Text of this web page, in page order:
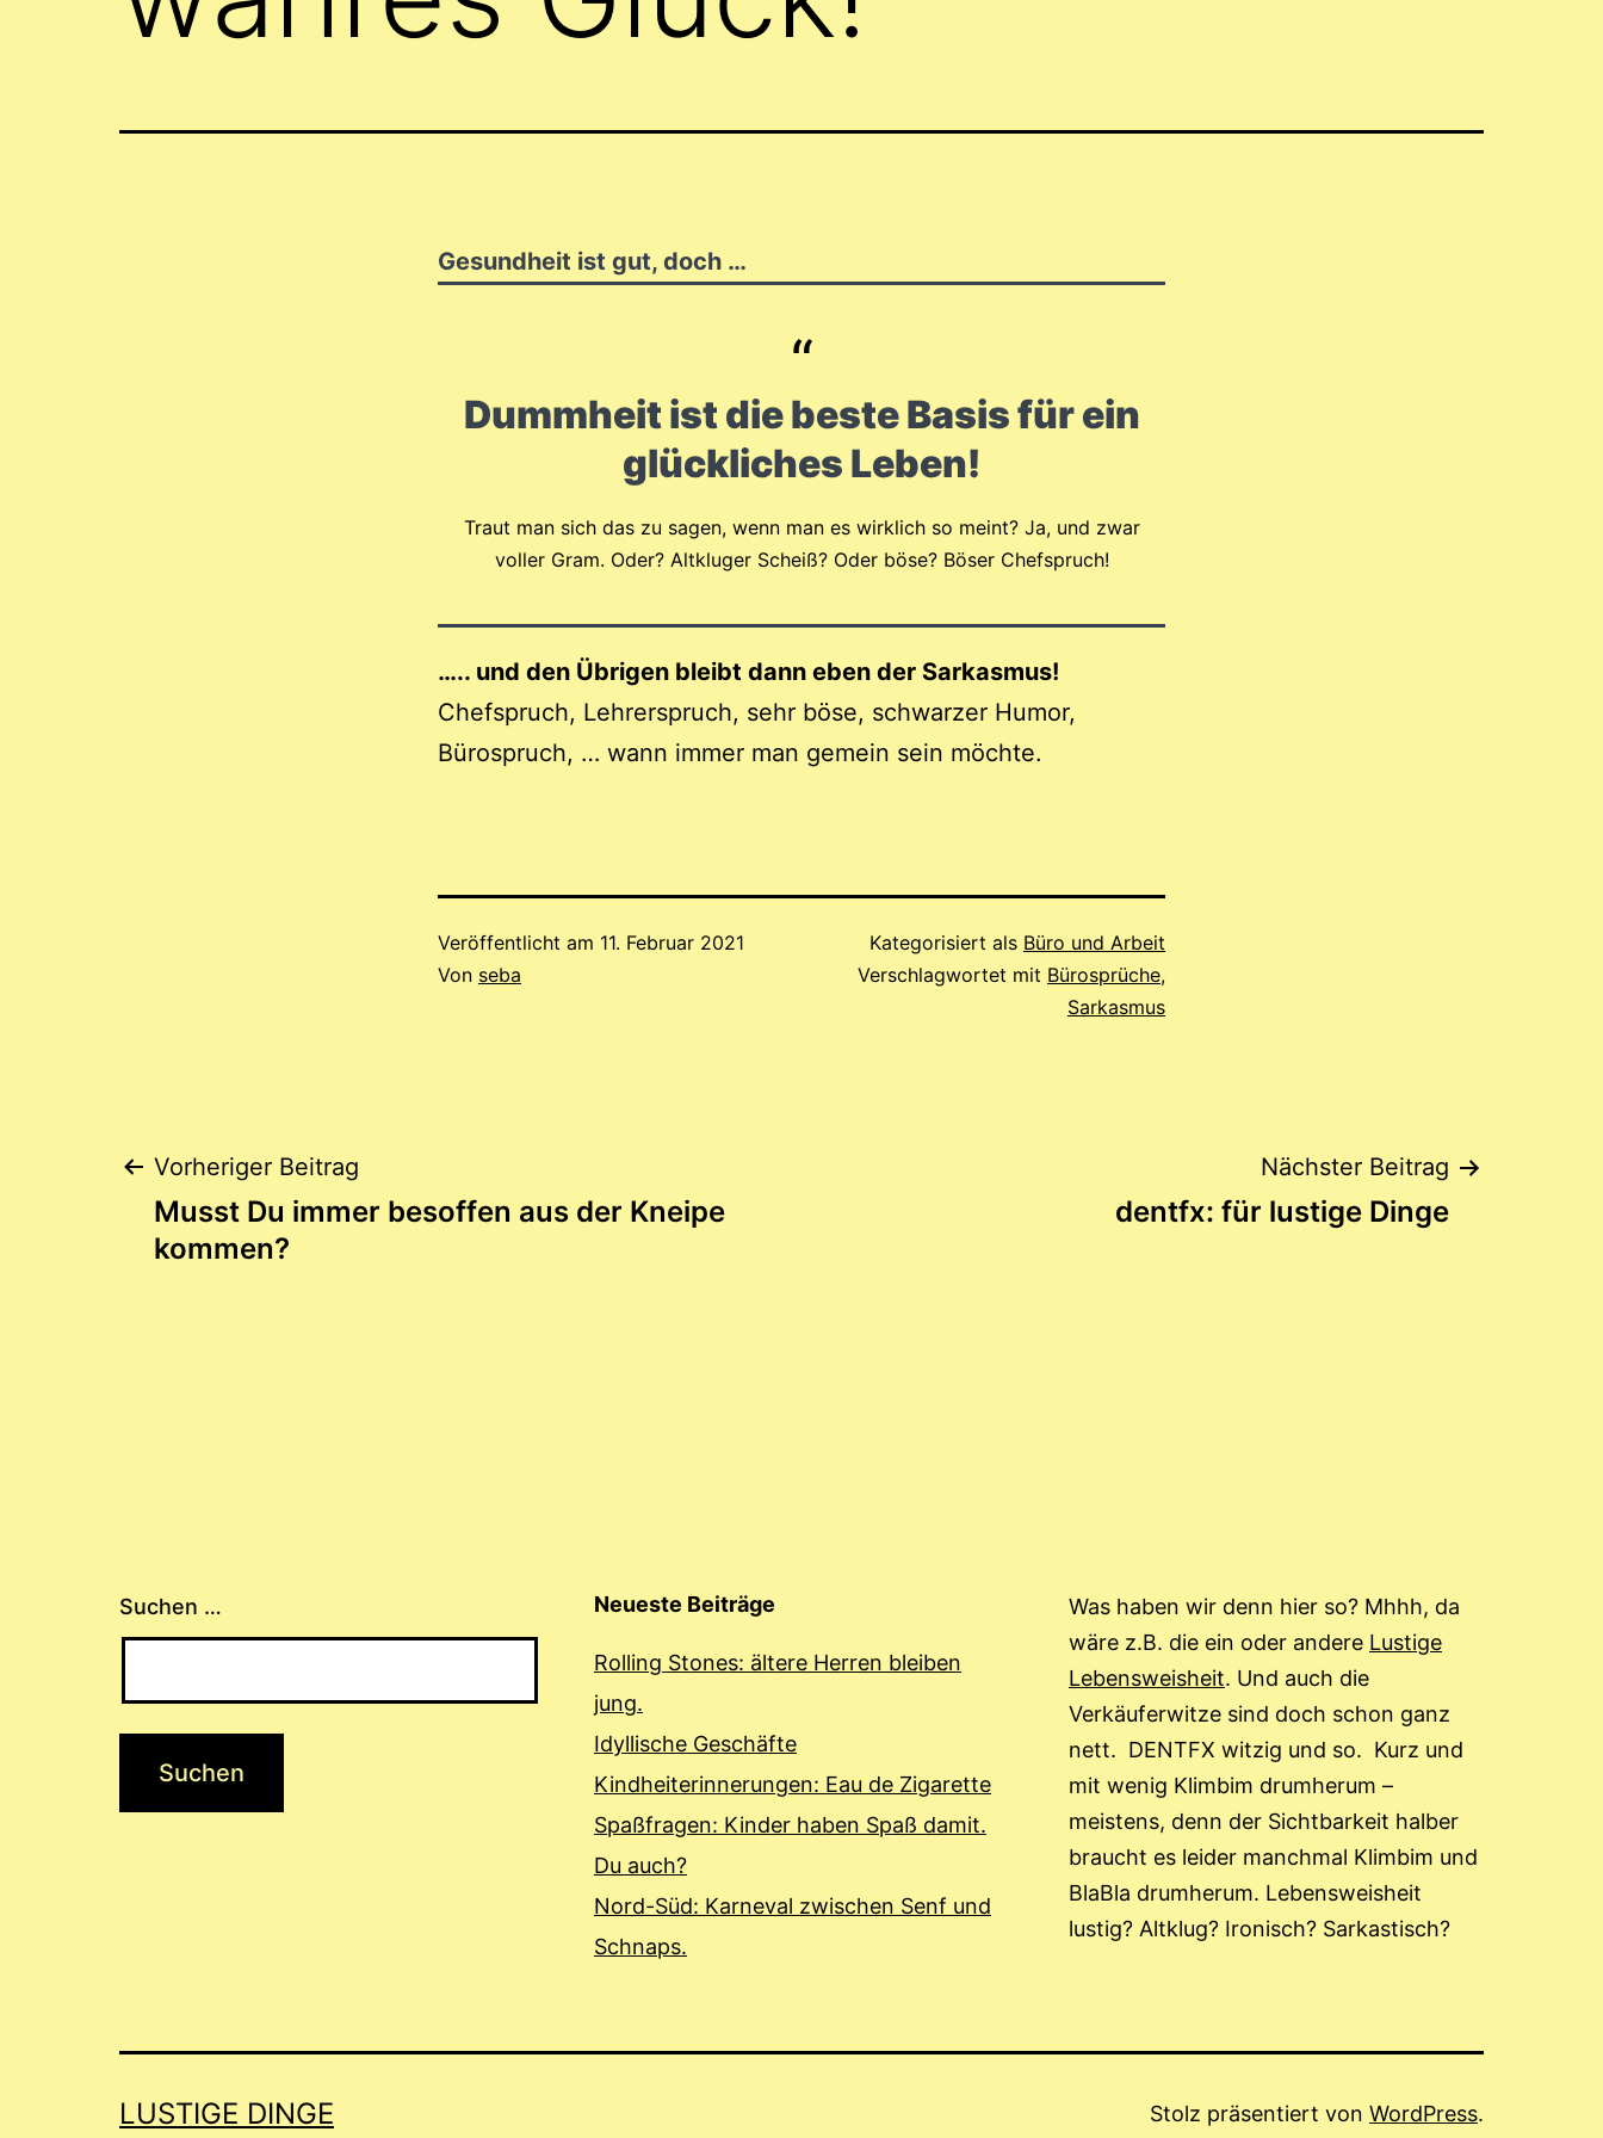
Gesundheit ist gut, doch …
Dummheit ist die beste Basis für ein
glückliches Leben!
Traut man sich das zu sagen, wenn man es wirklich so meint? Ja, und zwar
voller Gram. Oder? Altkluger Scheiß? Oder böse? Böser Chefspruch!
….. und den Übrigen bleibt dann eben der Sarkasmus!
Chefspruch, Lehrerspruch, sehr böse, schwarzer Humor,
Bürospruch, … wann immer man gemein sein möchte.
Veröffentlicht am 11. Februar 2021
Von seba
Kategorisiert als Büro und Arbeit
Verschlagwortet mit Bürosprüche,
Sarkasmus
Beitragsnavigation
Vorheriger Beitrag
Musst Du immer besoffen aus der Kneipe
kommen?
Nächster Beitrag
dentfx: für lustige Dinge
Suchen … Neueste Beiträge
Rolling Stones: ältere Herren bleiben
jung.
Idyllische Geschäfte
Kindheiterinnerungen: Eau de Zigarette
Spaßfragen: Kinder haben Spaß damit.
Du auch?
Nord-Süd: Karneval zwischen Senf und
Schnaps.
Was haben wir denn hier so? Mhhh, da
wäre z.B. die ein oder andere Lustige
Lebensweisheit. Und auch die
Verkäuferwitze sind doch schon ganz
nett. DENTFX witzig und so. Kurz und
mit wenig Klimbim drumherum –
meistens, denn der Sichtbarkeit halber
braucht es leider manchmal Klimbim und
BlaBla drumherum. Lebensweisheit
lustig? Altklug? Ironisch? Sarkastisch?
LUSTIGE DINGE Stolz präsentiert von WordPress.